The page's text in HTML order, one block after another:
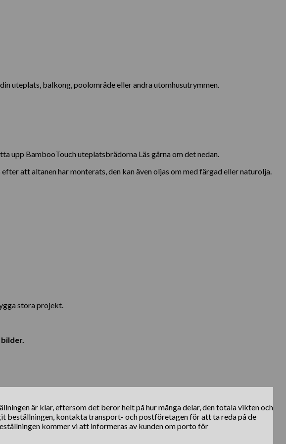
uteplats, balkong, poolområde eller andra utomhusutrymmen.
upp BambooTouch uteplatsbrädorna Läs gärna om det nedan.
att altanen har monterats, den kan även oljas om med färgad eller naturolja.
stora projekt.
är klar, eftersom det beror helt på hur många delar, den totala vikten och
beställningen, kontakta transport- och postföretagen för att ta reda på de
kommer vi att informeras av kunden om porto för